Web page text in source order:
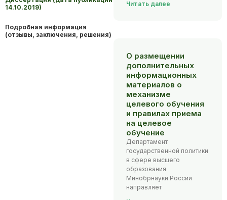
14.10.2019)
Подробная информация
(отзывы, заключения, решения)
Читать далее
О размещении
дополнительных
информационных
материалов о
механизме
целевого обучения
и правилах приема
на целевое
обучение
Департамент
государственной политики
в сфере высшего
образования
Минобрнауки России
направляет